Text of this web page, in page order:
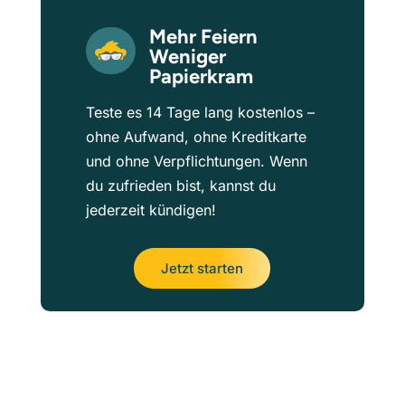
Mehr Feiern
Weniger
Papierkram
Teste es 14 Tage lang kostenlos –
ohne Aufwand, ohne Kreditkarte
und ohne Verpflichtungen. Wenn
du zufrieden bist, kannst du
jederzeit kündigen!
Jetzt starten